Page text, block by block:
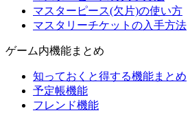
マスターピース(欠片)の使い方
マスタリーチケットの入手方法
ゲーム内機能まとめ
知っておくと得する機能まとめ
予定帳機能
フレンド機能